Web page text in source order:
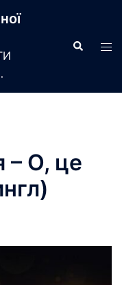
Search
– О, це